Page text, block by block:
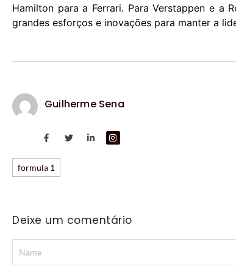
Hamilton para a Ferrari. Para Verstappen e a
grandes esforços e inovações para manter a
Guilherme Sena
formula 1
Deixe um comentário